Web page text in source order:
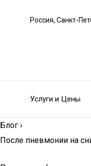
Россия, Санкт-
Услуги и Цены
Блог ›
После пневмонии на